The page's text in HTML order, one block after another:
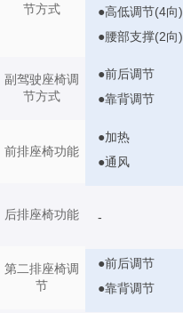
节方式
副驾驶座椅调
节方式
前排座椅功能
后排座椅功能
第二排座椅调
节
●高低调节(4向)
●腰部支撑(2向)
●前后调节
●靠背调节
●加热
●通风
-
●前后调节
●靠背调节